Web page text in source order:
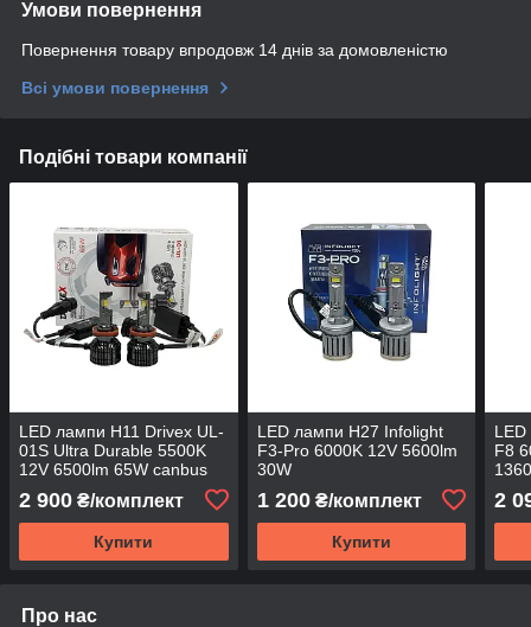
Умови повернення
Повернення товару впродовж 14 днів за домовленістю
Всі умови повернення
Подібні товари компанії
LED лампи H11 Drivex UL-
01S Ultra Durable 5500K
12V 6500lm 65W canbus
2 900 ₴/комплект
Купити
LED лампи H27 Infolight
F3-Pro 6000K 12V 5600lm
30W
1 200₴/комплект
Купити
F8
2
Про нас